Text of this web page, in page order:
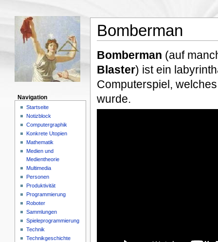
Bomberman
Bomberman (auf
Blaster) ist ein
Computerspiel,
wurde.
Navigation
Startseite
Notizblock
Computergraphik
Konkrete Utopien
Mathematik
Medien und
Medientheorie
Multimedia
Personen
Produktivität
Programmierung
Roboter
Sammlungen
Spieleprogrammierung
Technik
Technikgeschichte